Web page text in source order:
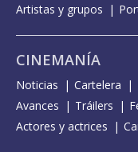
Artistas y grupos
CINEMANÍA
Noticias Cartelera
Avances
Tráilers
Actores y actrices